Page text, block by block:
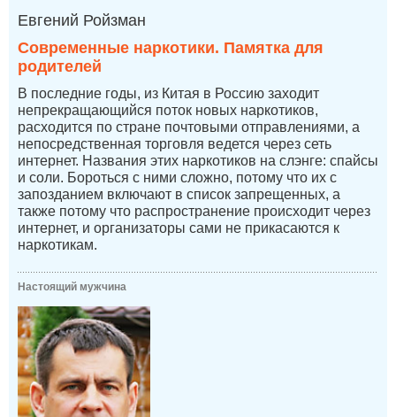
Евгений Ройзман
Современные наркотики. Памятка для
родителей
В последние годы, из Китая в Россию заходит
непрекращающийся поток новых наркотиков,
расходится по стране почтовыми отправлениями, а
непосредственная торговля ведется через сеть
интернет. Названия этих наркотиков на слэнге: спайсы
и соли. Бороться с ними сложно, потому что их с
запозданием включают в список запрещенных, а
также потому что распространение происходит через
интернет, и организаторы сами не прикасаются к
наркотикам.
Настоящий мужчина